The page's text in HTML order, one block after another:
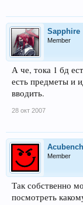
Sapphire
Member
А че, тока 1 бд
есть предметы и
вводить.
28 окт 2007
Member
Так собственно
посмотреть